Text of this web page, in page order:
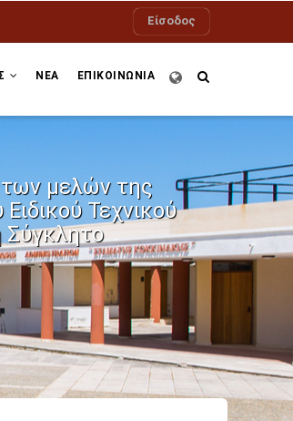
Είσοδος
ΝΕΑ ΕΠΙΚΟΙΝΩΝΙΑ
των μελών της
Τεχνικού
Σύγκλητο